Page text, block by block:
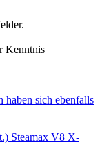
Kenntnis
haben sich ebenfalls
Steamax V8 X-